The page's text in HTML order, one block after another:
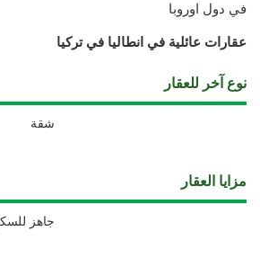
في دول اوروبا
عقارات عائلية في انطاليا في تركيا
نوع آخر للعقار
شقة
مزايا العقار
جاهز